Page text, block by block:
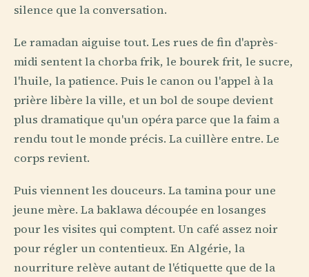
silence que la conversation.
Le ramadan aiguise tout. Les rues de fin d'après-
midi sentent la chorba frik, le bourek frit, le sucre,
l'huile, la patience. Puis le canon ou l'appel à la
prière libère la ville, et un bol de soupe devient
plus dramatique qu'un opéra parce que la faim a
rendu tout le monde précis. La cuillère entre. Le
corps revient.
Puis viennent les douceurs. La tamina pour une
jeune mère. La baklawa découpée en losanges
pour les visites qui comptent. Un café assez noir
pour régler un contentieux. En Algérie, la
nourriture relève autant de l'étiquette que de la